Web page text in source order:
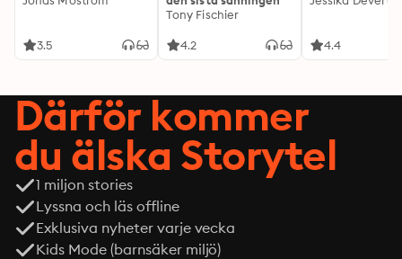
3.5
Tony Fischier
4.2 4.4
Därför kommer
du älska Storytel
1 miljon stories
Lyssna och läs offline
Exklusiva nyheter varje vecka
Kids Mode (barnsäker miljö)